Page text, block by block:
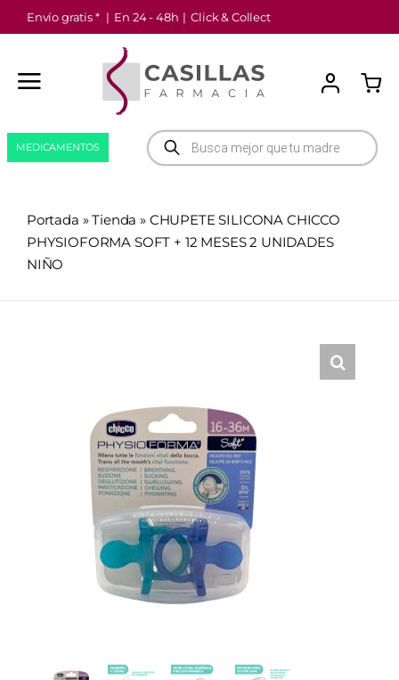
Saltar
al
Envío gratis * | En 24 - 48h | Click & Collect
Búsqueda
de
productos
MEDICAMENTOS
Portada »Tienda » CHUPETE SILICONA CHICCO
PHYSIOFORMA SOFT + 12 MESES 2 UNIDADES
NIÑO